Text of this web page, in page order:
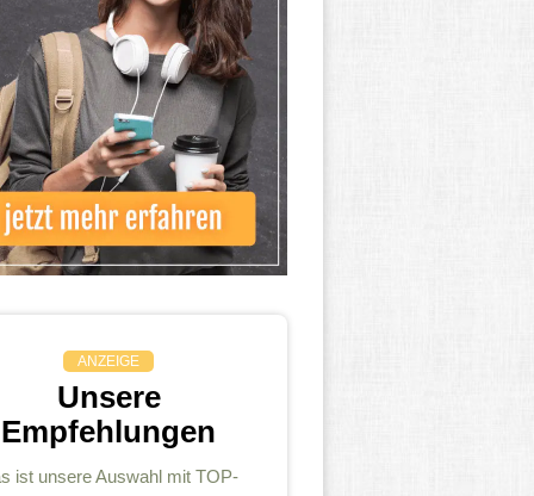
ANZEIGE
Unsere
Empfehlungen
ist unsere Auswahl mit TOP-